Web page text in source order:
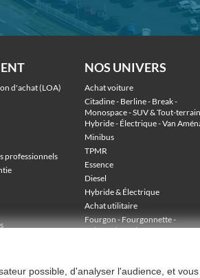
d'achat (LOA)
professionnels
NOS UNIVERS
Achat voiture
Citadine - Berline - Break -
Monospace - SUV & Tout-terrain
Hybride - Électrique - Van
Minibus
TPMR
Essence
Diesel
Hybride & Électrique
Achat utilitaire
Fourgon - Fourgonnette -
Voiture de société -
possible, d'analyser l'audience, et